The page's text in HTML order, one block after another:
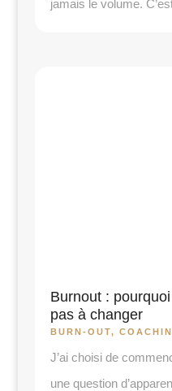
jamais le volume.
Burnout :
pas à changer
BURN-OUT,
J’ai choisi de
une question